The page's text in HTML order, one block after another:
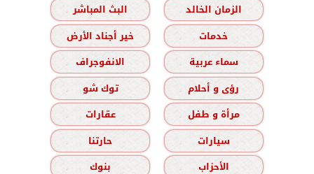
الزمان الخالد
البث المباشر
خدمات
خير أجناد الأرض
سماء عربية
الانفوجراف
رؤى و أحلام
توك شو
مرأة و طفل
عقارات
سيارات
حارتنا
الأحزاب
بنوك